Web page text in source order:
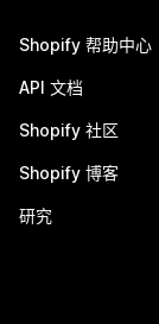
Shopify 帮助中心
API 文档
Shopify 社区
Shopify 博客
研究